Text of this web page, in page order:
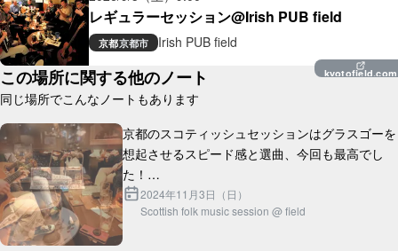
レギュラーセッション@Irish PUB field
京都京都市 Irish PUB field
kyotofield.com
この場所に関する他のノート
同じ場所でこんなノートもあります
京都のスコティッシュセッションはグラスゴーを
想起させるスピード感と選曲、今回も最高でし
た！
ところで近くに席からすごい楽しそうにセッショ
2024年11月3日（日）
Scottish folk music session @ field